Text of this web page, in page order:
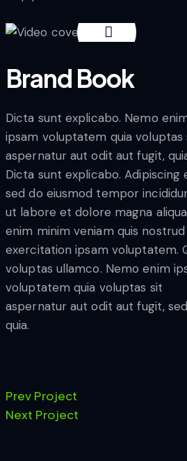
Brand Book
Dicta sunt explicabo. Nemo
ipsam voluptatem quia voluptas
aspernatur aut odit aut fugit,
Dicta sunt explicabo. Adipiscing
sed do eiusmod tempor
ut labore et dolore magna
enim minim veniam quis nostrud
exercitation ipsam voluptatem.
voluptas ullamco. Nemo enim
voluptatem quia voluptas sit
aspernatur aut odit aut fugit, sed
quia.
Prev Project
Next Project